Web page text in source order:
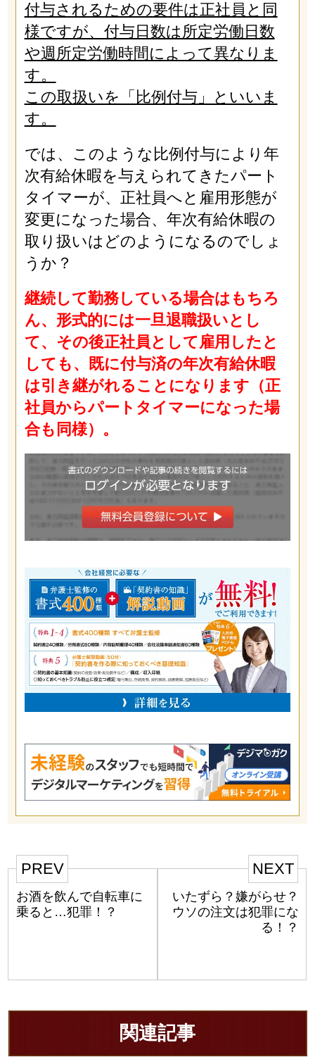
付与されるための要件は正社員と同
様ですが、付与日数は所定労働日数
や週所定労働時間によって異なりま
す。
この取扱いを「比例付与」といいま
す。
では、このような比例付与により年
次有給休暇を与えられてきたパート
タイマーが、正社員へと雇用形態が
変更になった場合、年次有給休暇の
取り扱いはどのようになるのでしょ
うか？
継続して勤務している場合はもちろ
ん、形式的には一旦退職扱いとし
て、その後正社員として雇用したと
しても、既に付与済の年次有給休暇
は引き継がれることになります（正
社員からパートタイマーになった場
合も同様）。
PREV
お酒を飲んで自転車に
乗ると…犯罪！？
NEXT
いたずら？嫌がらせ？
ウソの注文は犯罪にな
る！？
関連記事